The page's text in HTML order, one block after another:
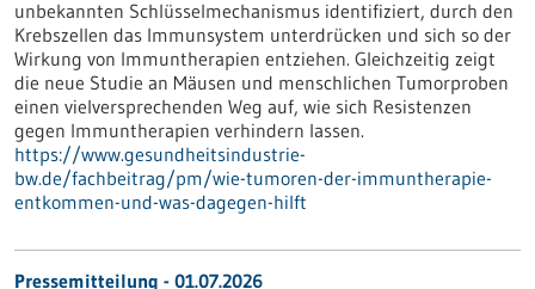
unbekannten Schlüsselmechanismus identifiziert, durch den
Krebszellen das Immunsystem unterdrücken und sich so der
Wirkung von Immuntherapien entziehen. Gleichzeitig zeigt
die neue Studie an Mäusen und menschlichen Tumorproben
einen vielversprechenden Weg auf, wie sich Resistenzen
gegen Immuntherapien verhindern lassen.
https://www.gesundheitsindustrie-
bw.de/fachbeitrag/pm/wie-tumoren-der-immuntherapie-
entkommen-und-was-dagegen-hilft
Pressemitteilung - 01.07.2026